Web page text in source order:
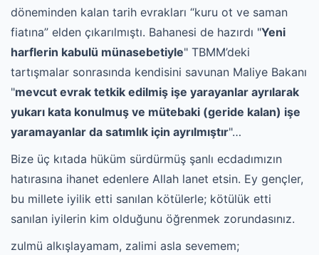
döneminden kalan tarih evrakları “kuru ot ve saman
fiatına” elden çıkarılmıştı. Bahanesi de hazırdı "Yeni
harflerin kabulü münasebetiyle" TBMM’deki
tartışmalar sonrasında kendisini savunan Maliye Bakanı
"mevcut evrak tetkik edilmiş işe yarayanlar ayrılarak
yukarı kata konulmuş ve mütebaki (geride kalan) işe
yaramayanlar da satımlık için ayrılmıştır"…
Bize üç kıtada hüküm sürdürmüş şanlı ecdadımızın
hatırasına ihanet edenlere Allah lanet etsin. Ey gençler,
bu millete iyilik etti sanılan kötülerle; kötülük etti
sanılan iyilerin kim olduğunu öğrenmek zorundasınız.
zulmü alkışlayamam, zalimi asla sevemem;